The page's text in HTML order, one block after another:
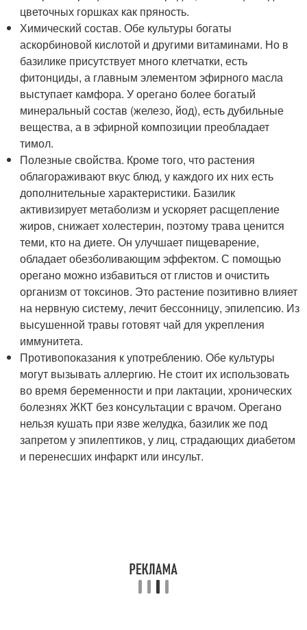
цветочных горшках как пряность.
Химический состав. Обе культуры богаты
аскорбиновой кислотой и другими витаминами. Но в
базилике присутствует много клетчатки, есть
фитонциды, а главным элементом эфирного масла
выступает камфора. У орегано более богатый
минеральный состав (железо, йод), есть дубильные
вещества, а в эфирной композиции преобладает
тимол.
Полезные свойства. Кроме того, что растения
облагораживают вкус блюд, у каждого их них есть
дополнительные характеристики. Базилик
активизирует метаболизм и ускоряет расщепление
жиров, снижает холестерин, поэтому трава ценится
теми, кто на диете. Он улучшает пищеварение,
обладает обезболивающим эффектом. С помощью
орегано можно избавиться от глистов и очистить
организм от токсинов. Это растение позитивно влияет
на нервную систему, лечит бессонницу, эпилепсию. Из
высушенной травы готовят чай для укрепления
иммунитета.
Противопоказания к употреблению. Обе культуры
могут вызывать аллергию. Не стоит их использовать
во время беременности и при лактации, хронических
болезнях ЖКТ без консультации с врачом. Орегано
нельзя кушать при язве желудка, базилик же под
запретом у эпилептиков, у лиц, страдающих диабетом
и перенесших инфаркт или инсульт.